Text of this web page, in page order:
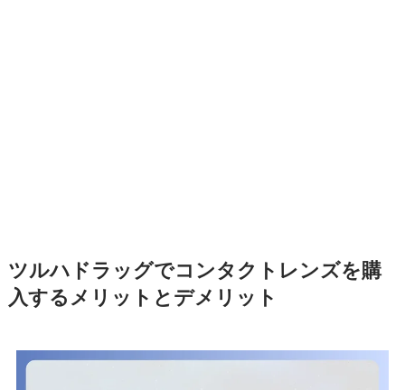
ツルハドラッグでコンタクトレンズを購
入するメリットとデメリット